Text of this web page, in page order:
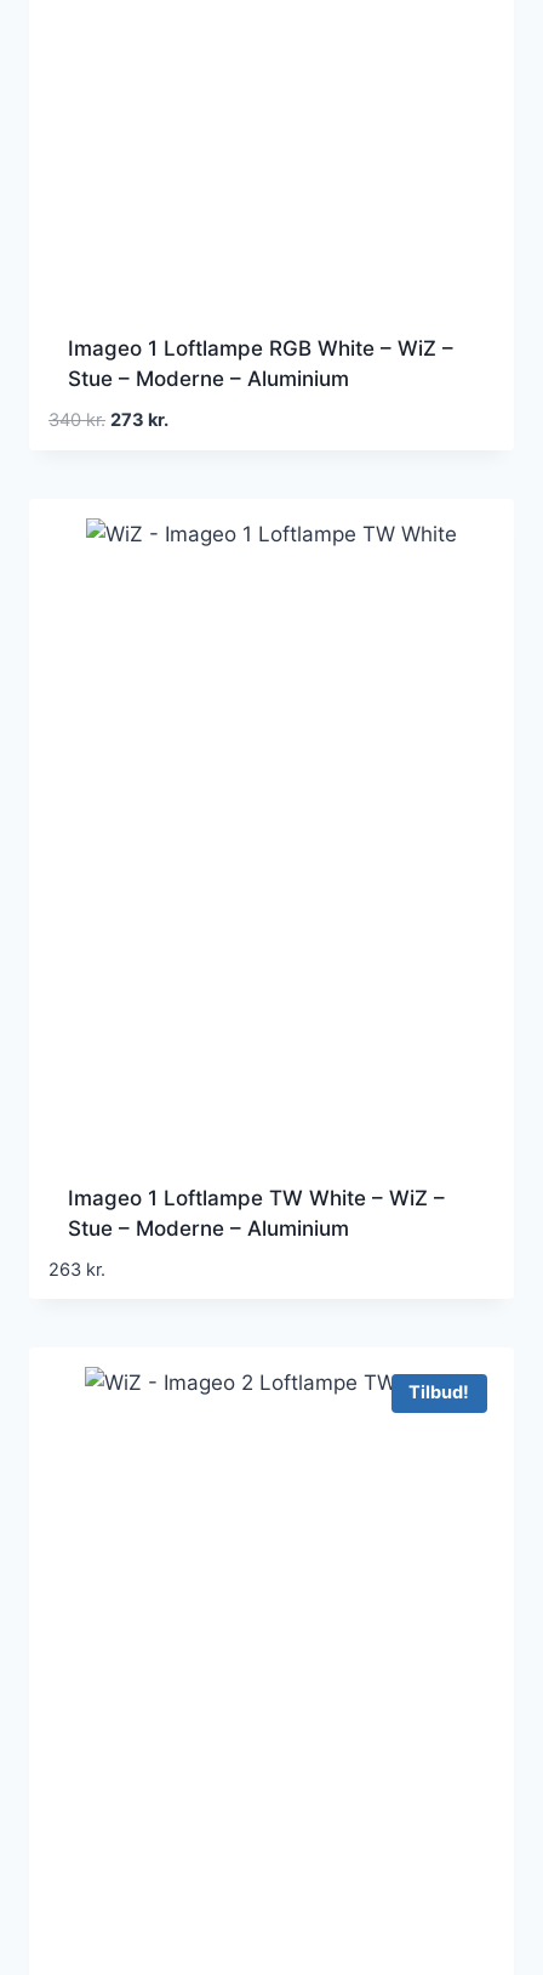
Imageo 1 Loftlampe RGB White – WiZ –
Stue – Moderne – Aluminium
340kr. Den
340 kr..
273 kr.Den
273 kr..
Imageo 1 Loftlampe TW White – WiZ –
Stue – Moderne – Aluminium
263 kr.
Tilbud!